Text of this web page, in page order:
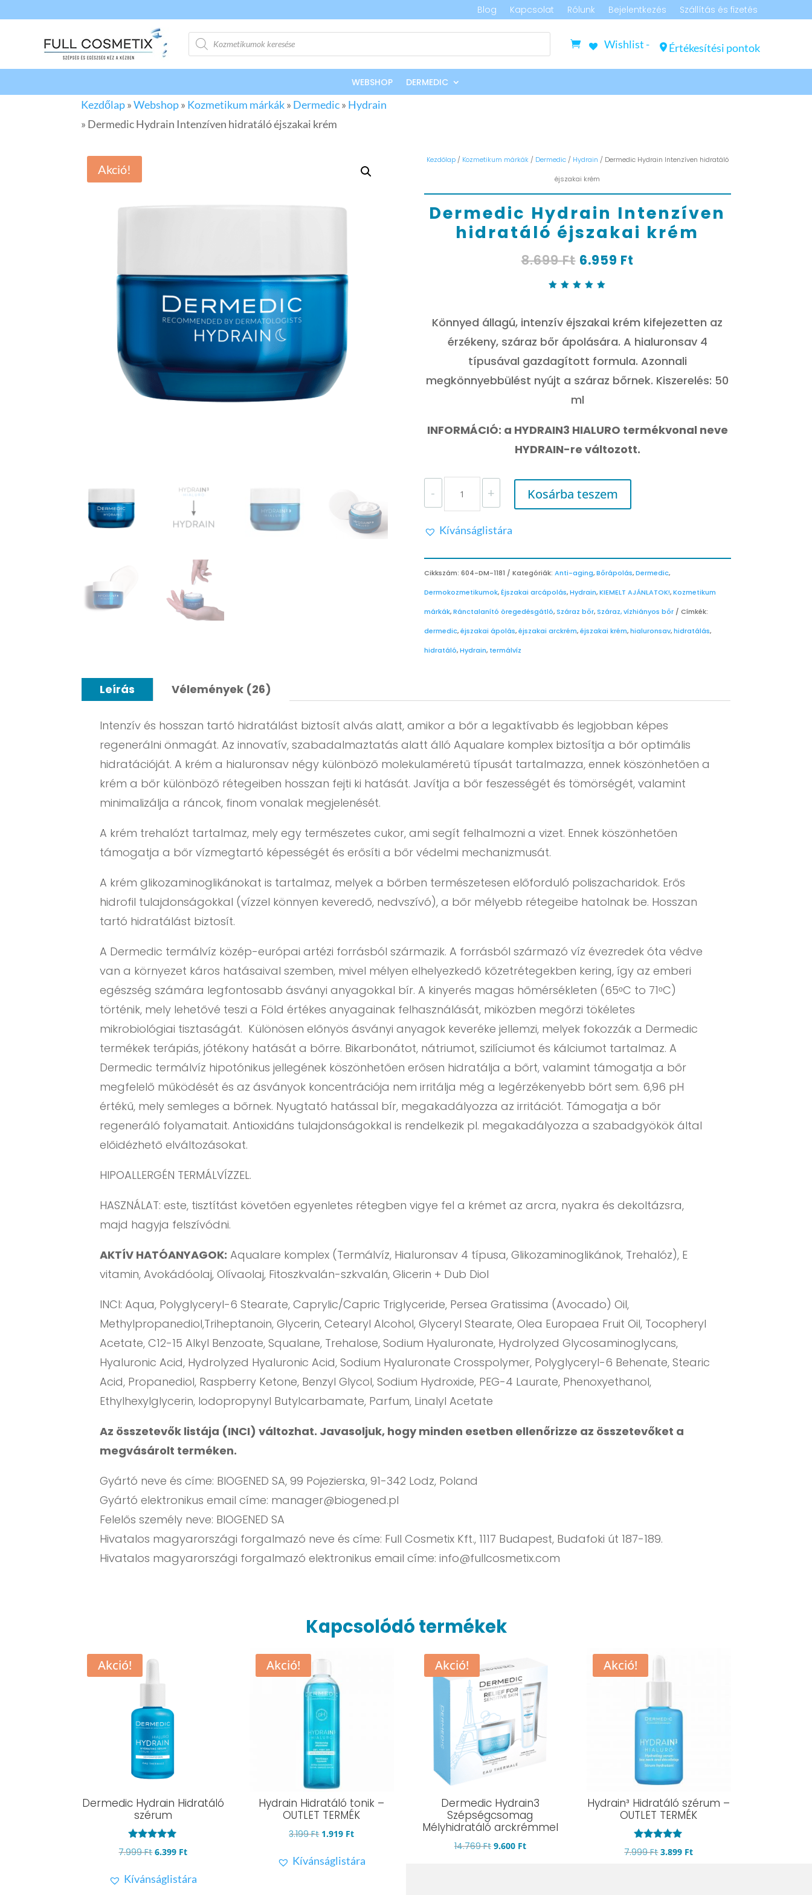
Blog Kapcsolat Rólunk Bejelentkezés Szállítás és fizetés
Products
search
Wishlist - Értékesítési pontok
WEBSHOP DERMEDIC
Kezdőlap»Webshop» Kozmetikum márkák» Dermedic» Hydrain
» Dermedic Hydrain Intenzíven hidratáló éjszakai krém
Akció!
Kezdőlap/ Kozmetikum márkák / Dermedic/ Hydrain / Dermedic Hydrain Intenzíven hidratáló
éjszakai krém
Dermedic Hydrain Intenzíven
hidratáló éjszakai krém
8.699Ft Original
was:
6.959 Ft
ből,
értékelé
alapján
Könnyed állagú, intenzív éjszakai krém kifejezetten az
érzékeny, száraz bőr ápolására. A hialuronsav 4
típusával gazdagított formula. Azonnali
megkönnyebbülést nyújt a száraz bőrnek. Kiszerelés: 50
ml
INFORMÁCIÓ: a HYDRAIN3 HIALURO termékvonal neve
HYDRAIN-re változott.
-
DERMEDIC
HYDRAIN
INTENZÍVEN
ÉJSZAKAI
MENNYISÉG
+ Kosárba teszem
Kívánságlistára
Cikkszám: 604-DM-1181 Kategóriák: Anti-aging,Bőrápolás,Dermedic,
Dermokozmetikumok,Éjszakai arcápolás,Hydrain,KIEMELT AJÁNLATOK!,Kozmetikum
márkák,Ránctalanító öregedésgátló,Száraz bőr,Száraz, vízhiányos bőr
Címkék:
dermedic,éjszakai ápolás,éjszakai arckrém,éjszakai krém,hialuronsav,hidratálás,
hidratáló,Hydrain, termálvíz
Leírás Vélemények (26)
Intenzív és hosszan tartó hidratálást biztosít alvás alatt, amikor a bőr a legaktívabb és legjobban képes
regenerálni önmagát. Az innovatív, szabadalmaztatás alatt álló Aqualare komplex biztosítja a bőr optimális
hidratációját. A krém a hialuronsav négy különböző molekulaméretű típusát tartalmazza, ennek köszönhetően a
krém a bőr különböző rétegeiben hosszan fejti ki hatását. Javítja a bőr feszességét és tömörségét, valamint
minimalizálja a ráncok, finom vonalak megjelenését.
A krém trehalózt tartalmaz, mely egy természetes cukor, ami segít felhalmozni a vizet. Ennek köszönhetően
támogatja a bőr vízmegtartó képességét és erősíti a bőr védelmi mechanizmusát.
A krém glikozaminoglikánokat is tartalmaz, melyek a bőrben természetesen előforduló poliszacharidok. Erős
hidrofil tulajdonságokkal (vízzel könnyen keveredő, nedvszívó), a bőr mélyebb rétegeibe hatolnak be. Hosszan
tartó hidratálást biztosít.
A Dermedic termálvíz közép-európai artézi forrásból származik. A forrásból származó víz évezredek óta védve
van a környezet káros hatásaival szemben, mivel mélyen elhelyezkedő kőzetrétegekben kering, így az emberi
egészség számára legfontosabb ásványi anyagokkal bír. A kinyerés magas hőmérsékleten (65ᵒC to 71ᵒC)
történik, mely lehetővé teszi a Föld értékes anyagainak felhasználását, miközben megőrzi tökéletes
mikrobiológiai tisztaságát. Különösen előnyös ásványi anyagok keveréke jellemzi, melyek fokozzák a Dermedic
termékek terápiás, jótékony hatását a bőrre. Bikarbonátot, nátriumot, szilíciumot és kálciumot tartalmaz. A
Dermedic termálvíz hipotónikus jellegének köszönhetően erősen hidratálja a bőrt, valamint támogatja a bőr
megfelelő működését és az ásványok koncentrációja nem irritálja még a legérzékenyebb bőrt sem. 6,96 pH
értékű, mely semleges a bőrnek. Nyugtató hatással bír, megakadályozza az irritációt. Támogatja a bőr
regeneráló folyamatait. Antioxidáns tulajdonságokkal is rendelkezik pl. megakadályozza a szabadgyökök által
előidézhető elváltozásokat.
HIPOALLERGÉN TERMÁLVÍZZEL.
HASZNÁLAT: este, tisztítást követően egyenletes rétegben vigye fel a krémet az arcra, nyakra és dekoltázsra,
majd hagyja felszívódni.
AKTÍV HATÓANYAGOK: Aqualare komplex (Termálvíz, Hialuronsav 4 típusa, Glikozaminoglikánok, Trehalóz), E
vitamin, Avokádóolaj, Olívaolaj, Fitoszkvalán-szkvalán, Glicerin + Dub Diol
INCI: Aqua, Polyglyceryl-6 Stearate, Caprylic/Capric Triglyceride, Persea Gratissima (Avocado) Oil,
Methylpropanediol,Triheptanoin, Glycerin, Cetearyl Alcohol, Glyceryl Stearate, Olea Europaea Fruit Oil, Tocopheryl
Acetate, C12-15 Alkyl Benzoate, Squalane, Trehalose, Sodium Hyaluronate, Hydrolyzed Glycosaminoglycans,
Hyaluronic Acid, Hydrolyzed Hyaluronic Acid, Sodium Hyaluronate Crosspolymer, Polyglyceryl-6 Behenate, Stearic
Acid, Propanediol, Raspberry Ketone, Benzyl Glycol, Sodium Hydroxide, PEG-4 Laurate, Phenoxyethanol,
Ethylhexylglycerin, Iodopropynyl Butylcarbamate, Parfum, Linalyl Acetate
Az összetevők listája (INCI) változhat. Javasoljuk, hogy minden esetben ellenőrizze az összetevőket a
megvásárolt terméken.
Gyártó neve és címe: BIOGENED SA, 99 Pojezierska, 91-342 Lodz, Poland
Gyártó elektronikus email címe: manager@biogened.pl
Felelős személy neve: BIOGENED SA
Hivatalos magyarországi forgalmazó neve és címe: Full Cosmetix Kft., 1117 Budapest, Budafoki út 187-189.
Hivatalos magyarországi forgalmazó elektronikus email címe:info@fullcosmetix.com
Kapcsolódó termékek
Akció!
Dermedic Hydrain Hidratáló
szérum
Értékelés:
4.93
7.999FtOriginal
was:
6.399 FtCurrent
is:
Kívánságlistára
Akció!
Hydrain Hidratáló tonik –
OUTLET TERMÉK
3.199Ft Original
was:
1.919 FtCurrent
is:
Kívánságlistára
Akció!
Dermedic Hydrain3
Szépségcsomag
Mélyhidratáló arckrémmel
14.769Ft Original
9.600 FtCurrent
Akció!
Hydrain³ Hidratáló szérum –
OUTLET TERMÉK
Értékelés:
5.00
7.999FtOriginal
3.899 FtCurrent